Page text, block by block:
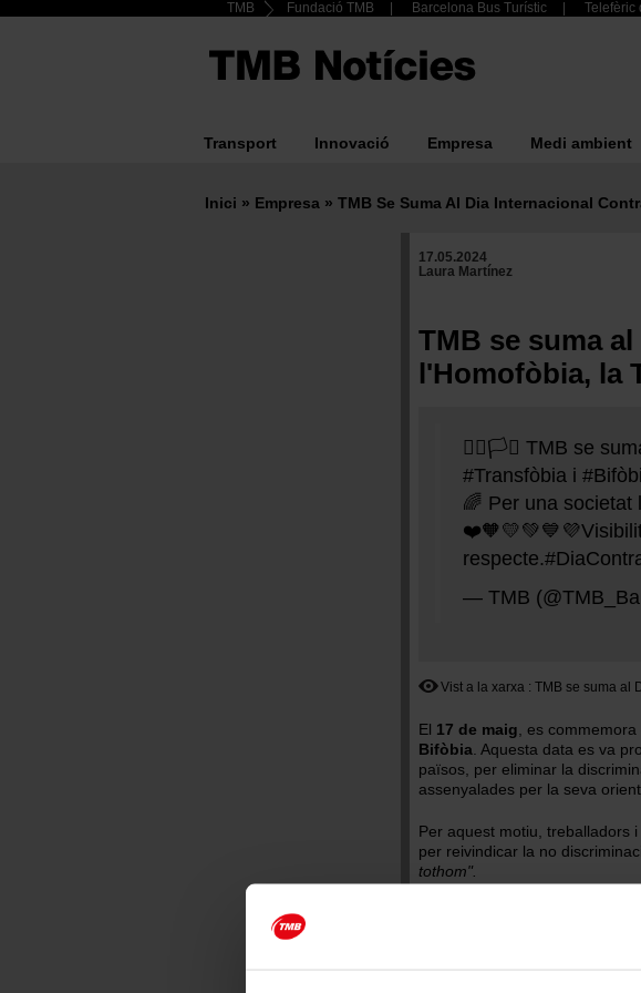
Header
Top
menu
TMB Fundació TMB Barcelona Bus Turístic Telefèric
Main
navigation
Transport Innovació Empresa Medi ambient
Inici Empresa TMB Se Suma Al Dia Internacional
17.05.2024
Laura Martínez
TMB se suma
l'Homofòbia, la
🏳️‍🌈🏳️‍⚧️ TMB se
#Transfòbia i
🌈 Per una societat
respecte.
— TMB
Vist a la xarxa TMB se suma al
El 17 de maig , es commemora
Bifòbia . Aquesta data es va
països, per eliminar la
assenyalades per la seva
Per aquest motiu, treballadors
per reivindicar la no
tothom".